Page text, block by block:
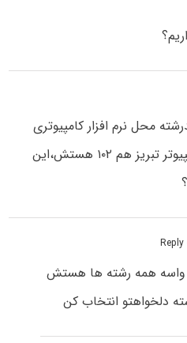
محل نرم افزار کامپیوتری
تبریز ۱۰۲ هستش و معماری کامپیوتر تبریز هم ۱۰۲ هستش،این
واسه همه رشته ها هستش
دلخواهتو انتخاب کن